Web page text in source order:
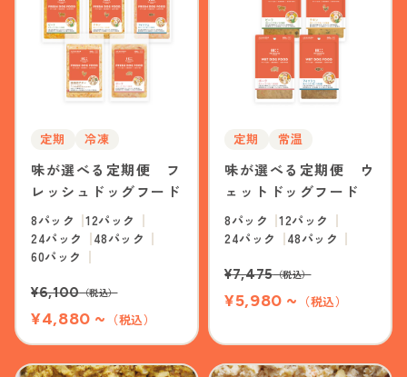
定期 冷凍
味が選べる定期便 フ
レッシュドッグフード
8パック
12パック
24パック
48パック
60パック
¥6,100（税込）
¥4,880 ~ （税込）
定期 常温
味が選べる定期便 ウ
ェットドッグフード
8パック
12パック
24パック
48パック
¥7,475（税込）
¥5,980 ~ （税込）